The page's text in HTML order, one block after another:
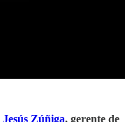
Jesús Zúñiga, gerente de